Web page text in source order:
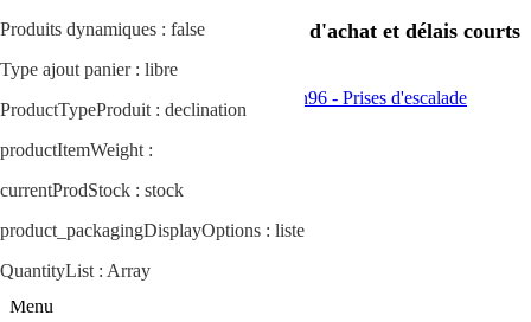
Livraison OFFERTE dès 1000 € d'achat et délais courts
Volumes bois
Visserie
Packs
En stock
Destockage
Menu
Menu
Produits dynamiques : false
Type ajout panier : libre
ProductTypeProduit : declination
productItemWeight :
currentProdStock : stock
product_packagingDisplayOptions : liste
QuantityList : Array